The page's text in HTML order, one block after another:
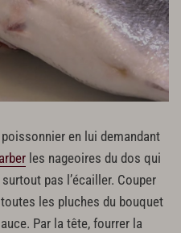
en lui demandant
les nageoires du dos qui
pas l’écailler. Couper
les pluches du bouquet
Par la tête, fourrer la